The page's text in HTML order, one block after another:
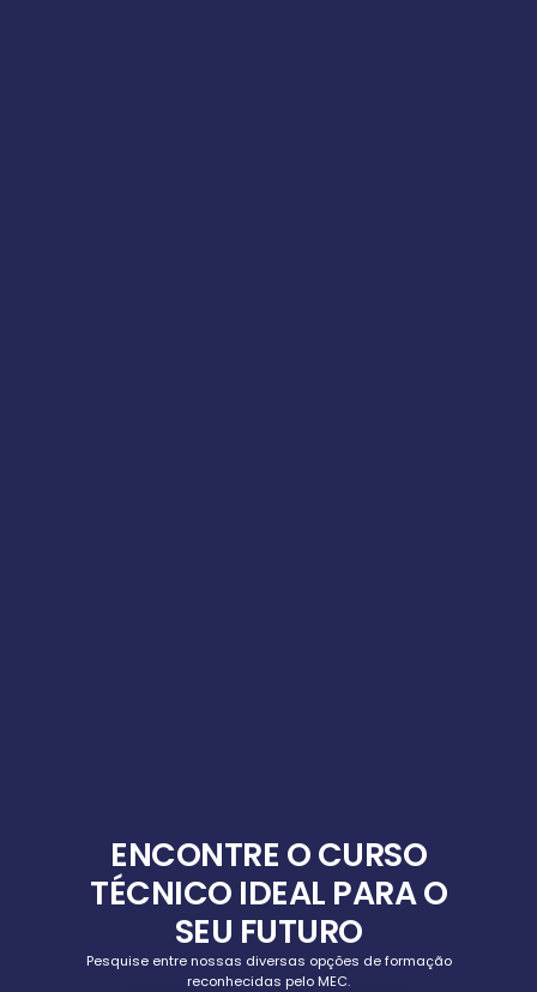
ENCONTRE O CURSO
TÉCNICO IDEAL PARA O
SEU FUTURO
Pesquise entre nossas diversas opções de formação
reconhecidas pelo MEC.